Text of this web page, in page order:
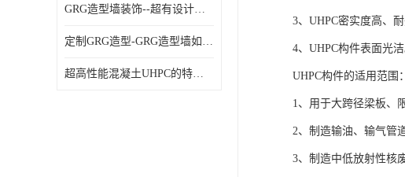
GRG造型墙装饰--超有设计感的网红打卡餐厅GRG造型墙面
定制GRG造型-GRG造型墙如何上颜色
超高性能混凝土UHPC的特点和UHPC技术要求
3、UHPC密实度高、耐
4、UHPC构件表面光洁
UHPC构件的适用范围：
1、用于大跨径梁板、
2、制造输油、输气管
3、制造中低放射性核